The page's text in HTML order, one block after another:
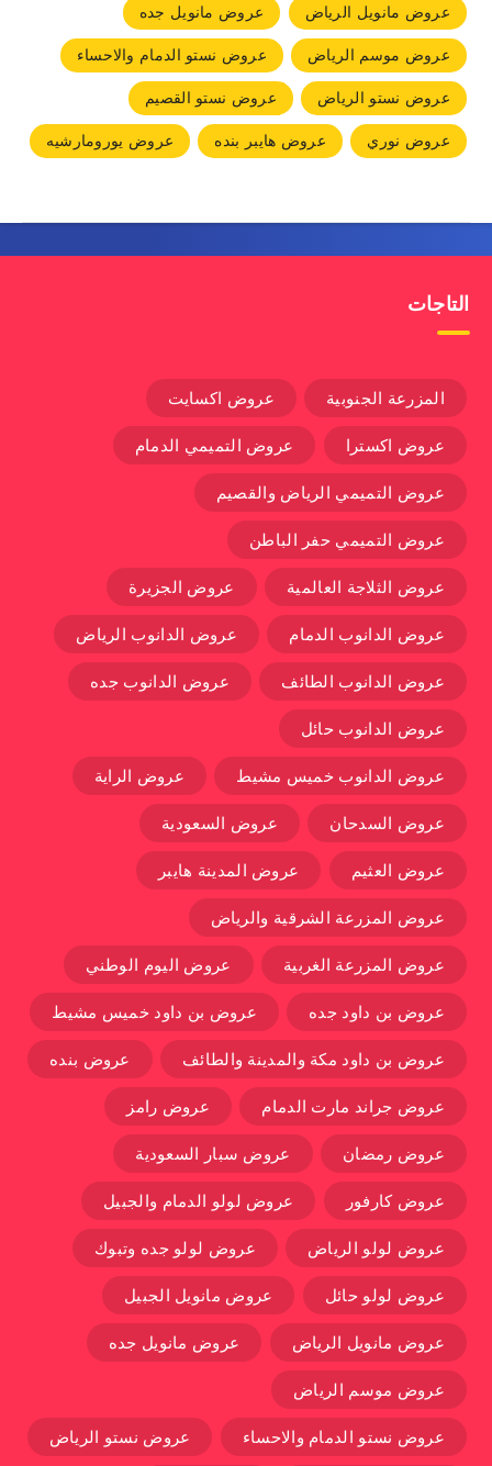
عروض مانويل الرياض
عروض مانويل جده
عروض موسم الرياض
عروض نستو الدمام والاحساء
عروض نستو الرياض
عروض نستو القصيم
عروض نوري
عروض هايبر بنده عروض يورومارشيه
التاجات
المزرعة الجنوبية عروض اكسايت
عروض اكسترا عروض التميمي الدمام
عروض التميمي الرياض والقصيم
عروض التميمي حفر الباطن
عروض الثلاجة العالمية عروض الجزيرة
عروض الدانوب الدمام عروض الدانوب الرياض
عروض الدانوب الطائف عروض الدانوب جده
عروض الدانوب حائل
عروض الدانوب خميس مشيط عروض الراية
عروض السدحان عروض السعودية
عروض العثيم عروض المدينة هايبر
عروض المزرعة الشرقية والرياض
عروض المزرعة الغربية عروض اليوم الوطني
عروض بن داود جده عروض بن داود خميس مشيط
عروض بن داود مكة والمدينة والطائف عروض بنده
عروض جراند مارت الدمام عروض رامز
عروض رمضان عروض سبار السعودية
عروض كارفور عروض لولو الدمام والجبيل
عروض لولو الرياض عروض لولو جده وتبوك
عروض لولو حائل عروض مانويل الجبيل
عروض مانويل الرياض عروض مانويل جده
عروض موسم الرياض
عروض نستو الدمام والاحساء عروض نستو الرياض